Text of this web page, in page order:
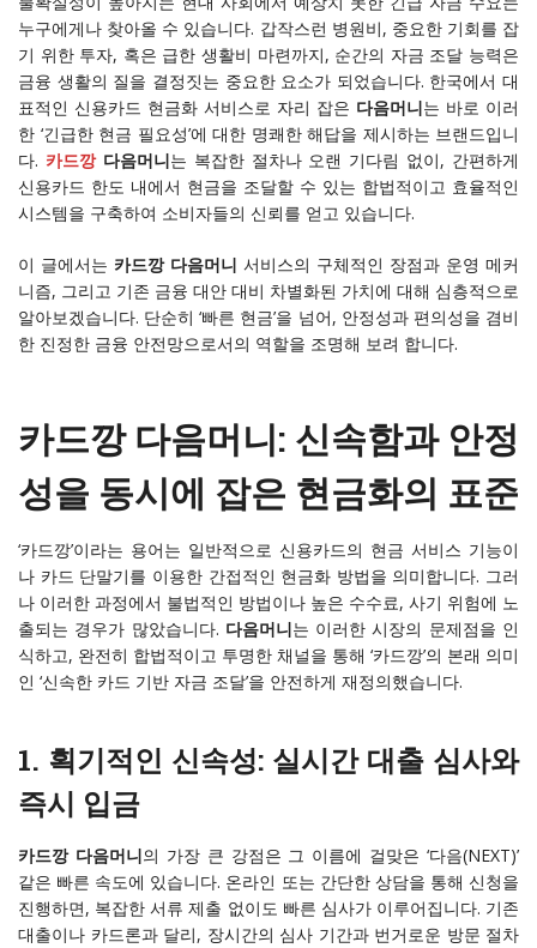
누구에게나 찾아올 수 있습니다. 갑작스런 병원비, 중요한 기회를 잡
기 위한 투자, 혹은 급한 생활비 마련까지, 순간의 자금 조달 능력은
금융 생활의 질을 결정짓는 중요한 요소가 되었습니다. 한국에서 대
표적인 신용카드 현금화 서비스로 자리 잡은 다음머니는 바로 이러
한 ‘긴급한 현금 필요성’에 대한 명쾌한 해답을 제시하는 브랜드입니
다. 카드깡다음머니는 복잡한 절차나 오랜 기다림 없이, 간편하게
신용카드 한도 내에서 현금을 조달할 수 있는 합법적이고 효율적인
시스템을 구축하여 소비자들의 신뢰를 얻고 있습니다.
이 글에서는 카드깡 다음머니 서비스의 구체적인 장점과 운영 메커
니즘, 그리고 기존 금융 대안 대비 차별화된 가치에 대해 심층적으로
알아보겠습니다. 단순히 ‘빠른 현금’을 넘어, 안정성과 편의성을 겸비
한 진정한 금융 안전망으로서의 역할을 조명해 보려 합니다.
카드깡 다음머니: 신속함과 안정
성을 동시에 잡은 현금화의 표준
‘카드깡’이라는 용어는 일반적으로 신용카드의 현금 서비스 기능이
나 카드 단말기를 이용한 간접적인 현금화 방법을 의미합니다. 그러
나 이러한 과정에서 불법적인 방법이나 높은 수수료, 사기 위험에 노
출되는 경우가 많았습니다. 다음머니는 이러한 시장의 문제점을 인
식하고, 완전히 합법적이고 투명한 채널을 통해 ‘카드깡’의 본래 의미
인 ‘신속한 카드 기반 자금 조달’을 안전하게 재정의했습니다.
1. 획기적인 신속성: 실시간 대출 심사와
즉시 입금
카드깡 다음머니의 가장 큰 강점은 그 이름에 걸맞은 ‘다음(NEXT)’
같은 빠른 속도에 있습니다. 온라인 또는 간단한 상담을 통해 신청을
진행하면, 복잡한 서류 제출 없이도 빠른 심사가 이루어집니다. 기존
대출이나 카드론과 달리, 장시간의 심사 기간과 번거로운 방문 절차